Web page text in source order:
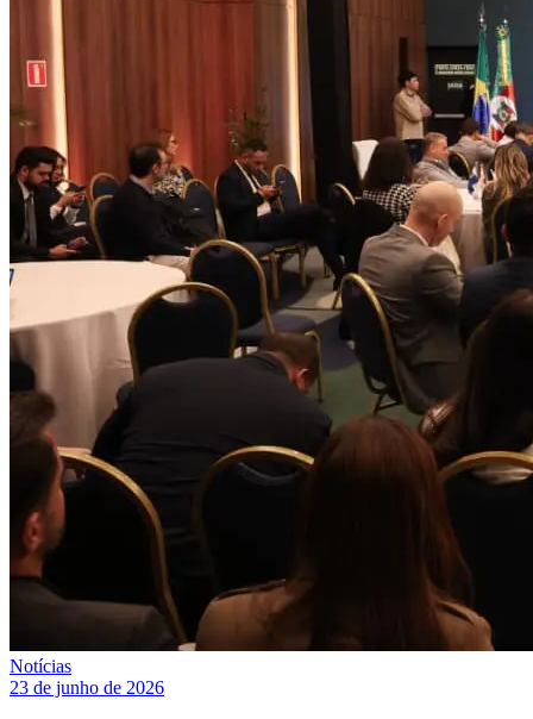
Notícias
23 de junho de 2026